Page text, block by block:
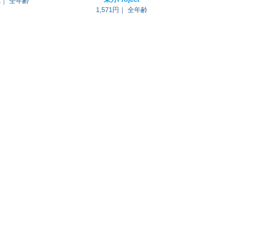
1,571円｜
全年齢